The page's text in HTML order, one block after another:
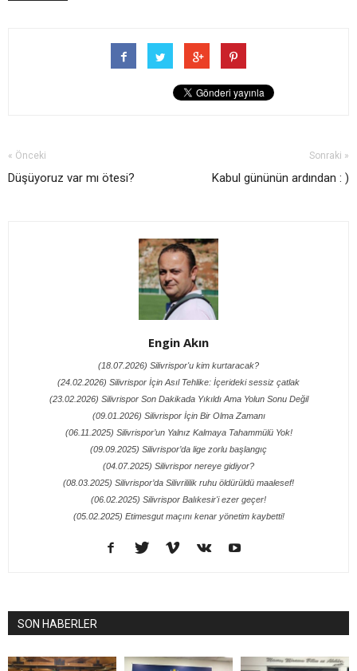
« Önceki
Düşüyoruz var mı ötesi?
Sonraki »
Kabul gününün ardından : )
Engin Akın
(18.07.2026) Silivrispor'u kim kurtaracak?
(24.02.2026) Silivrispor İçin Asıl Tehlike: İçerideki sessiz çatlak
(23.02.2026) Silivrispor Son Dakikada Yıkıldı Ama Yolun Sonu Değil
(09.01.2026) Silivrispor İçin Bir Olma Zamanı
(06.11.2025) Silivrispor’un Yalnız Kalmaya Tahammülü Yok!
(09.09.2025) Silivrispor’da lige zorlu başlangıç
(04.07.2025) Silivrispor nereye gidiyor?
(08.03.2025) Silivrispor’da Silivrililik ruhu öldürüldü maalesef!
(06.02.2025) Silivrispor Balıkesir'i ezer geçer!
(05.02.2025) Etimesgut maçını kenar yönetim kaybetti!
SON HABERLER